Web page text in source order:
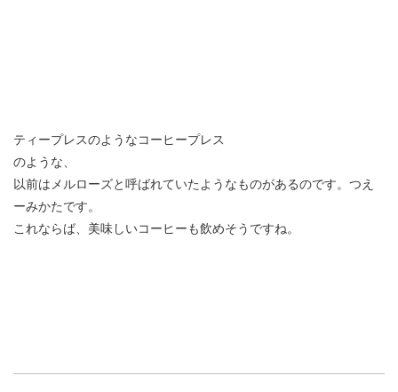
ティープレスのようなコーヒープレス
のような、
以前はメルローズと呼ばれていたようなものがあるのです。つえ
ーみかたです。
これならば、美味しいコーヒーも飲めそうですね。